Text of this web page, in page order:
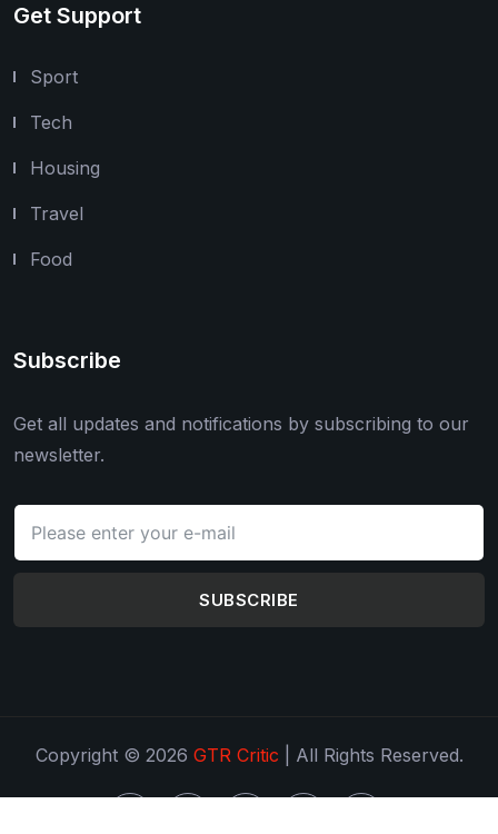
Get Support
Sport
Tech
Housing
Travel
Food
Subscribe
Get all updates and notifications by subscribing to our
newsletter.
SUBSCRIBE
Copyright © 2026 GTR Critic | All Rights Reserved.